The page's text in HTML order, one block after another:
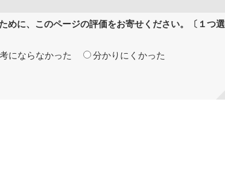
めに、このページの評価をお寄せください。〔１つ選
にならなかった 分かりにくかった